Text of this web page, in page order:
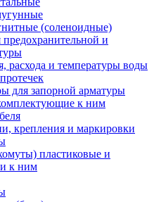
(соленоидные)
и
расхода и температуры воды
для запорной арматуры
к ним
крепления и маркировки
пластиковые и
к ним